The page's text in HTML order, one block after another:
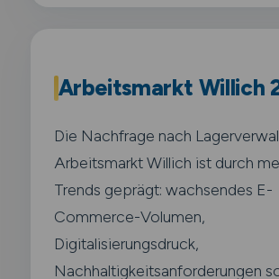
Arbeitsmarkt Willich
Die Nachfrage nach
Arbeitsmarkt Willich ist durch
Trends geprägt: wachsendes E-
Commerce-Volumen,
Digitalisierungsdruck,
Nachhaltigkeitsanforderungen